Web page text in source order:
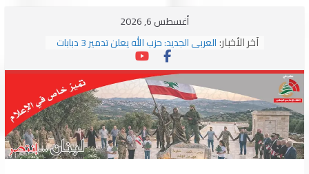
أغسطس 6, 2026
آخر الأخبار:استهداف دراجة نارية على طريق العباسية
وغارة على أطراف البيسارية فجرا
العربي الجديد: حزب الله يعلن تدمير 3 دبابات
وسط اشتباكات مع جيش الاحتلال
ترامب: مذكرة التفاهم تمثل “استسلاما غير
مشروط” من جانب إيران
الجمهورية: إسرائيل إلى واشنطن بخريطة
احتلال جديدة ولبنان أمام اختبار التفاوض
بزشكيان وترامب يوقعان اتفاق إسلام آباد
تمهيداً لاستئناف المفاوضات